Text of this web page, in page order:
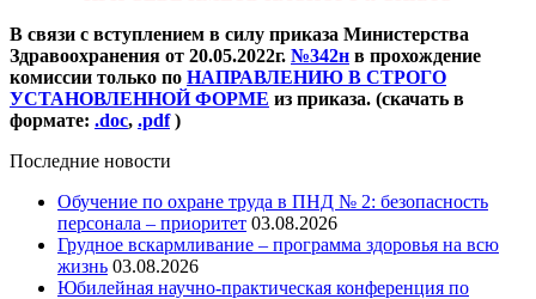
В связи с вступлением в силу приказа Министерства
Здравоохранения от 20.05.2022г. №342н в прохождение
комиссии только по НАПРАВЛЕНИЮ В СТРОГО
УСТАНОВЛЕННОЙ ФОРМЕ из приказа. (скачать в
формате: .doc, .pdf)
Последние новости
Обучение по охране труда в ПНД № 2: безопасность
персонала – приоритет 03.08.2026
Грудное вскармливание – программа здоровья на всю
жизнь 03.08.2026
Юбилейная научно-практическая конференция по